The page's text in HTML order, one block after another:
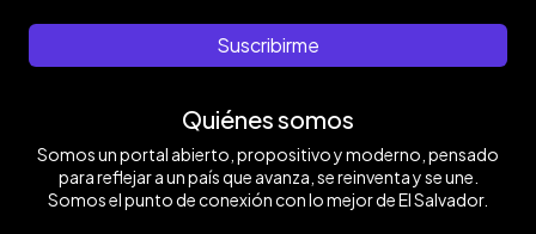
Suscribirme
Quiénes somos
Somos un portal abierto, propositivo y moderno, pensado
para reflejar a un país que avanza, se reinventa y se une.
Somos el punto de conexión con lo mejor de El Salvador.